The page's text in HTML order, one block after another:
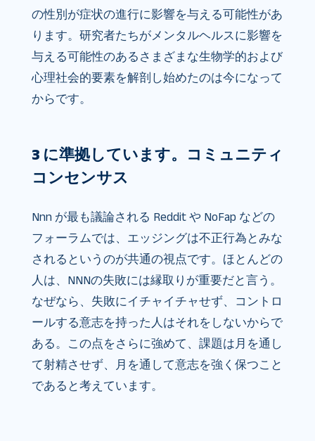
の性別が症状の進行に影響を与える可能性があ
ります。研究者たちがメンタルヘルスに影響を
与える可能性のあるさまざまな生物学的および
心理社会的要素を解剖し始めたのは今になって
からです。
3 に準拠しています。コミュニティ
コンセンサス
Nnn が最も議論される Reddit や NoFap などの
フォーラムでは、エッジングは不正行為とみな
されるというのが共通の視点です。ほとんどの
人は、NNNの失敗には縁取りが重要だと言う。
なぜなら、失敗にイチャイチャせず、コントロ
ールする意志を持った人はそれをしないからで
ある。この点をさらに強めて、課題は月を通し
て射精させず、月を通して意志を強く保つこと
であると考えています。